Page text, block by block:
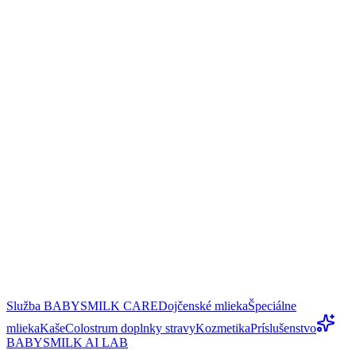
Služba BABYSMILK CAREDojčenské mliekaŠpeciálne
mliekaKašeColostrum doplnky stravyKozmetikaPríslušenstvo
BABYSMILK AI LAB